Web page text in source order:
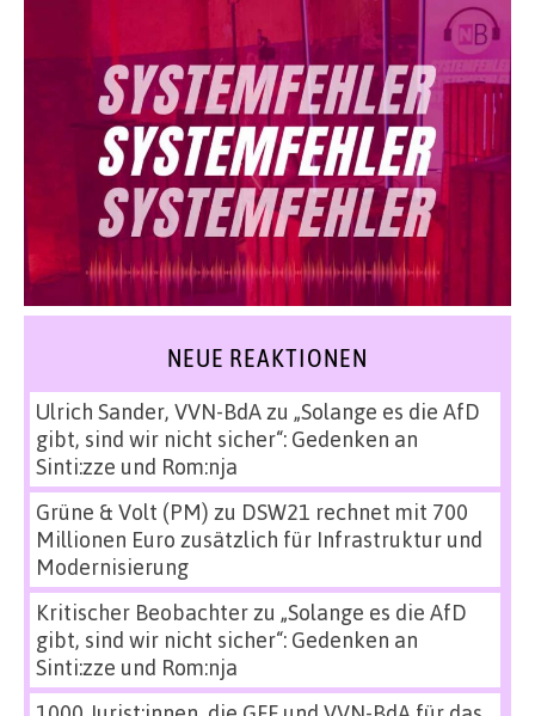
NEUE REAKTIONEN
Ulrich Sander, VVN-BdAzu „Solange es die AfD
gibt, sind wir nicht sicher“: Gedenken an
Sinti:zze und Rom:nja
Grüne & Volt (PM) zu DSW21 rechnet mit 700
Millionen Euro zusätzlich für Infrastruktur und
Modernisierung
Kritischer Beobachterzu „Solange es die AfD
gibt, sind wir nicht sicher“: Gedenken an
Sinti:zze und Rom:nja